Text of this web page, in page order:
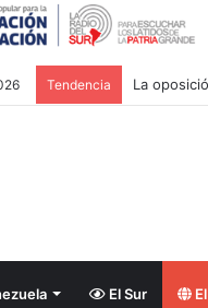
Tendencia ‎La
El Sur